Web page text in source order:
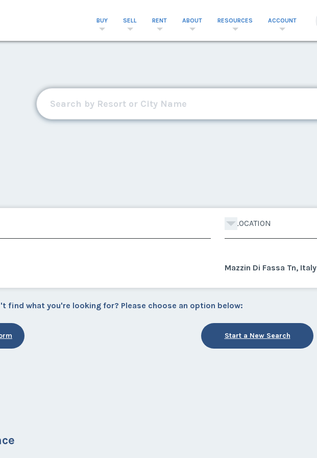
BUY SELL RENT ABOUT RESOURCES ACCOUNT
LOCATION
Mazzin Di Fassa Tn, Italy
find what you're looking for? Please choose an option below:
Start a New Search